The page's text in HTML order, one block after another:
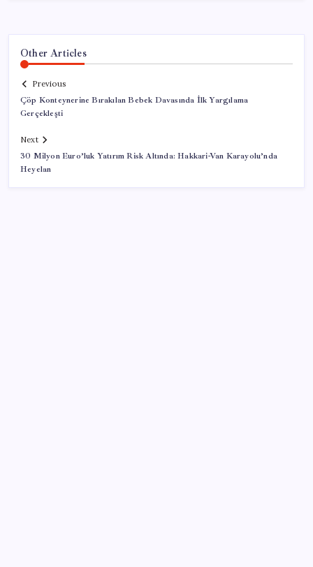
Other Articles
Previous
Çöp Konteynerine Bırakılan Bebek Davasında İlk Yargılama
Gerçekleşti
Next
30 Milyon Euro’luk Yatırım Risk Altında: Hakkari-Van Karayolu’nda
Heyelan